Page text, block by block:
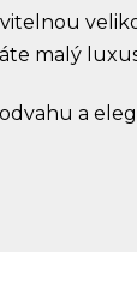
malý
a